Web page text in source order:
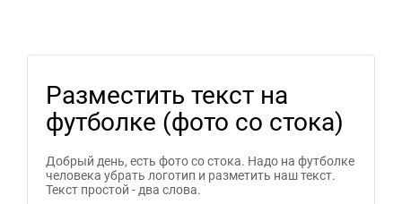
Разместить текст на
футболке (фото со стока)
Добрый день, есть фото со стока. Надо на футболке
человека убрать логотип и разметить наш текст.
Текст простой - два слова.